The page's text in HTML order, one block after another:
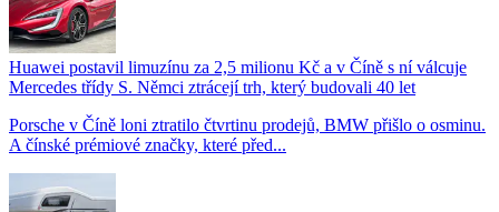
Huawei postavil limuzínu za 2,5 milionu Kč a v Číně s ní válcuje
Mercedes třídy S. Němci ztrácejí trh, který budovali 40 let
Porsche v Číně loni ztratilo čtvrtinu prodejů, BMW přišlo o osminu.
A čínské prémiové značky, které před...